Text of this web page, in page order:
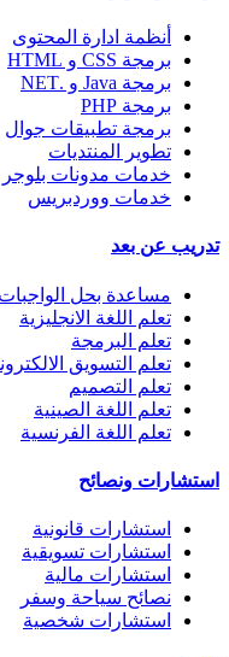
أنظمة ادارة المحتوى
برمجة CSS و HTML
برمجة Java و .NET
برمجة PHP
برمجة تطبيقات جوال
تطوير المنتديات
خدمات مدونات بلوجر
خدمات ووردبريس
تدريب عن بعد
مساعدة بحل الواجبات
تعلم اللغة الانجليزية
تعلم البرمجة
تعلم التسويق
تعلم التصميم
تعلم اللغة الصينية
تعلم اللغة الفرنسية
استشارات ونصائح
استشارات قانونية
استشارات تسويقية
استشارات مالية
نصائح سياحة وسفر
استشارات شخصية